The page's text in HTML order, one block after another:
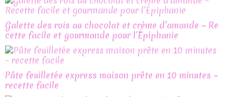
Galette des rois au chocolat et crème d’amande – Re
cette facile et gourmande pour l’Épiphanie
Pâte feuilletée express maison prête en 10 minutes –
recette facile